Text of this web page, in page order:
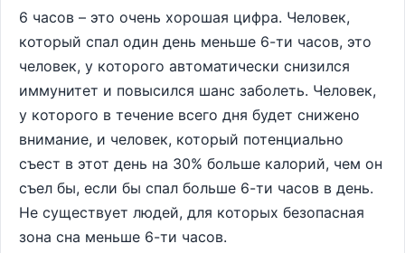
6 часов – это очень хорошая цифра. Человек,
который спал один день меньше 6-ти часов, это
человек, у которого автоматически снизился
иммунитет и повысился шанс заболеть. Человек,
у которого в течение всего дня будет снижено
внимание, и человек, который потенциально
съест в этот день на 30% больше калорий, чем он
съел бы, если бы спал больше 6-ти часов в день.
Не существует людей, для которых безопасная
зона сна меньше 6-ти часов.